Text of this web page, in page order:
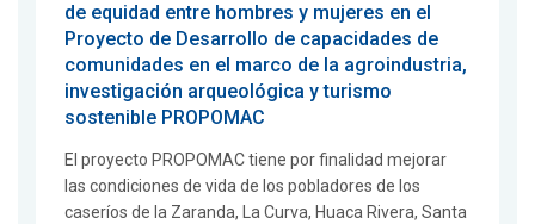
de equidad entre hombres y mujeres en el
Proyecto de Desarrollo de capacidades de
comunidades en el marco de la agroindustria,
investigación arqueológica y turismo
sostenible PROPOMAC
El proyecto PROPOMAC tiene por finalidad mejorar
las condiciones de vida de los pobladores de los
caseríos de la Zaranda, La Curva, Huaca Rivera, Santa